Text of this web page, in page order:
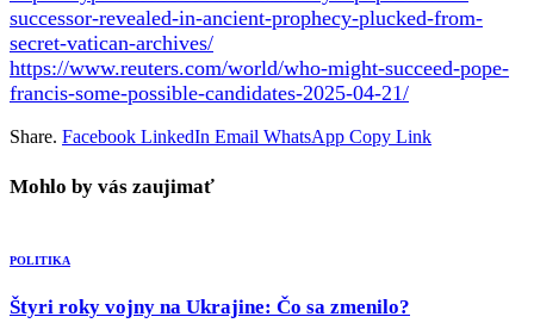
successor-revealed-in-ancient-prophecy-plucked-from-
secret-vatican-archives/
https://www.reuters.com/world/who-might-succeed-pope-
francis-some-possible-candidates-2025-04-21/
Share. Facebook LinkedIn Email WhatsApp Copy Link
Mohlo by vás zaujimať
POLITIKA
Štyri roky vojny na Ukrajine: Čo sa zmenilo?